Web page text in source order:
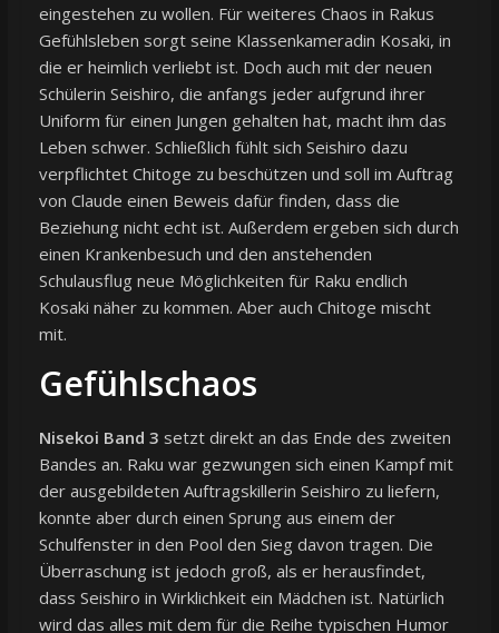
eingestehen zu wollen. Für weiteres Chaos in Rakus
Gefühlsleben sorgt seine Klassenkameradin Kosaki, in
die er heimlich verliebt ist. Doch auch mit der neuen
Schülerin Seishiro, die anfangs jeder aufgrund ihrer
Uniform für einen Jungen gehalten hat, macht ihm das
Leben schwer. Schließlich fühlt sich Seishiro dazu
verpflichtet Chitoge zu beschützen und soll im Auftrag
von Claude einen Beweis dafür finden, dass die
Beziehung nicht echt ist. Außerdem ergeben sich durch
einen Krankenbesuch und den anstehenden
Schulausflug neue Möglichkeiten für Raku endlich
Kosaki näher zu kommen. Aber auch Chitoge mischt
mit.
Gefühlschaos
Nisekoi Band 3 setzt direkt an das Ende des zweiten
Bandes an. Raku war gezwungen sich einen Kampf mit
der ausgebildeten Auftragskillerin Seishiro zu liefern,
konnte aber durch einen Sprung aus einem der
Schulfenster in den Pool den Sieg davon tragen. Die
Überraschung ist jedoch groß, als er herausfindet,
dass Seishiro in Wirklichkeit ein Mädchen ist. Natürlich
wird das alles mit dem für die Reihe typischen Humor